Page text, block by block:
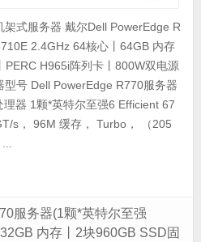
式服务器 戴尔Dell PowerEdge R
2.4GHz 64核心丨64GB 内存
PERC H965i阵列卡丨800W双电源
型号 Dell PowerEdge R770服务器
器 1颗*英特尔至强6 Efficient 67
s， 96M 缓存， Turbo， （205
服务器(1颗*英特尔至强
内存丨2块960GB SSD固